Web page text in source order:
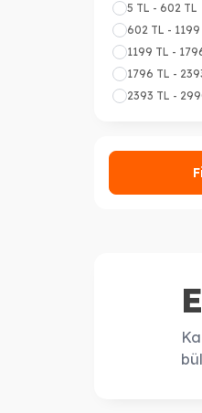
Doğumgünü /
Dini
(102)
8.Mart Kadınlar
(7)
Barbie (8)
Okul /
5 TL - 602 TL
602 TL - 1199
1199 TL -
1796 TL -
2393 TL -